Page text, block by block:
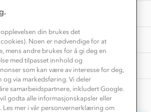
din brukes det
Noen er nødvendige for at
mens andre brukes for å gi deg en
med tilpasset innhold og
som kan være av interesse for deg,
og via markedsføring. Vi deler
samarbeidspartnere, inkludert Google.
godta alle informasjonskapsler eller
Les mer i vår personvernerklæring om